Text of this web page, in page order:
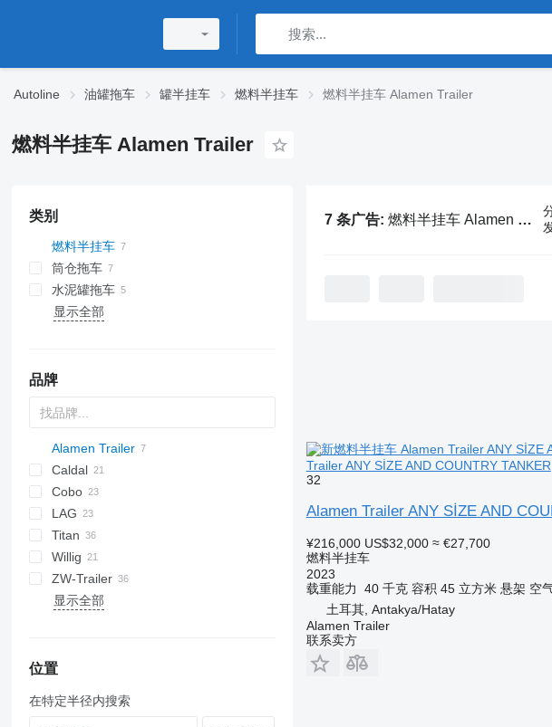
Autoline 油罐拖车 罐半挂车 燃料半挂车 燃料半挂车 Alamen Trailer
燃料半挂车 Alamen Trailer
类别
燃料半挂车
筒仓拖车
水泥罐拖车
显示全部
品牌
Alamen Trailer
BPO
Caldal
Cobo
SOA
TSA
TX
Stralis
STB
LAG
0-3
O-3
SR
SK
OPL 38
Titan
TX
Willig
ZW-Trailer
显示全部
位置
在特定半径内搜索
7 条广告: 燃料半挂车 Alamen Trailer
Trailer ANY SİZE AND COUNTRY TANKER
32
Alamen Trailer ANY SİZE AND
¥216,000 US$32,000 ≈ €27,700
燃料半挂车
2023
载重能力
40 千克 容积 45 立方米 悬架 空
土耳其, Antakya/Hatay
Alamen Trailer
联系卖方